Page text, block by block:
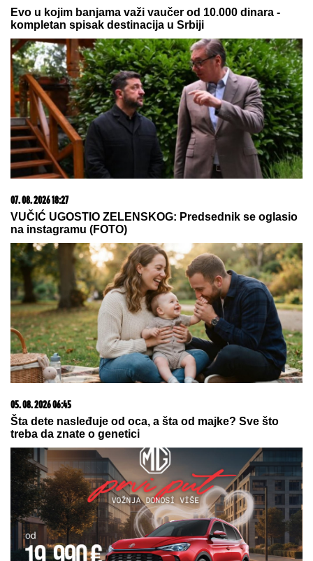
15. 07. 2026 07:44
Većina građana izgubi novac pre nego što stigne na
letovanje - ovih 7 troškova skoro niko ne planira
06. 08. 2026 09:39
Marija (3) se igrala u dvorištu i samo je nestala: Posle
42 godine otac je pronašao, zanemeo je kada je saznao
gde je bila
06. 08. 2026 07:08
Evo u kojim banjama važi vaučer od 10.000 dinara -
kompletan spisak destinacija u Srbiji